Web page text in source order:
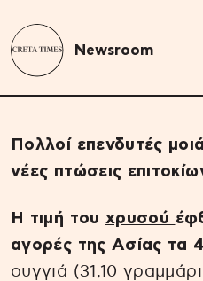
Newsroom
Πολλοί επενδυτές
νέες πτώσεις
Η τιμή του χρυσού
αγορές της Ασίας τα
ουγγιά (31,10